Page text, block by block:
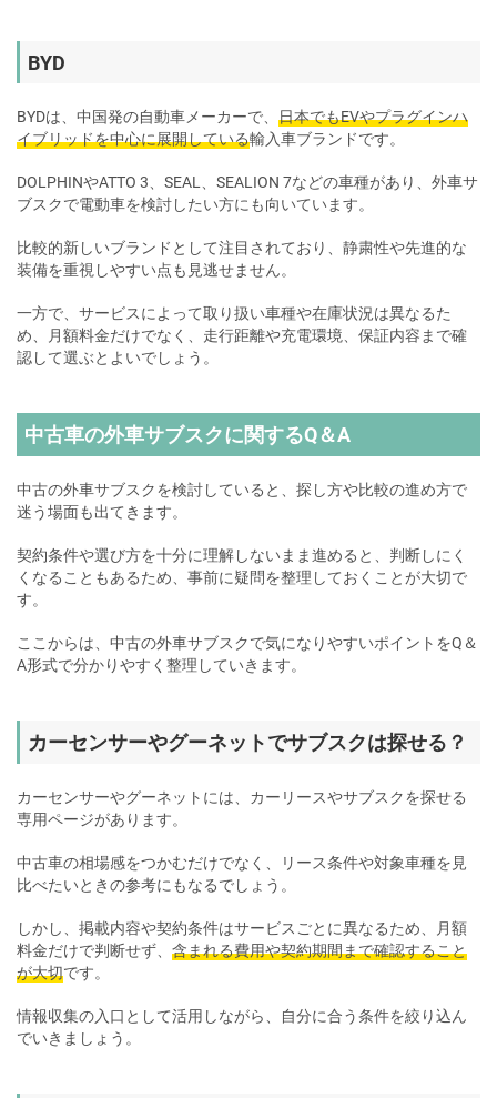
BYD
BYDは、中国発の自動車メーカーで、 日本でもEVやプラグインハ
イブリッドを中心に展開している輸入車ブランドです。
DOLPHINやATTO 3、SEAL、SEALION 7などの車種があり、外車サ
ブスクで電動車を検討したい方にも向いています。
比較的新しいブランドとして注目されており、静粛性や先進的な
装備を重視しやすい点も見逃せません。
一方で、サービスによって取り扱い車種や在庫状況は異なるた
め、月額料金だけでなく、走行距離や充電環境、保証内容まで確
認して選ぶとよいでしょう。
中古車の外車サブスクに関するQ＆A
中古の外車サブスクを検討していると、探し方や比較の進め方で
迷う場面も出てきます。
契約条件や選び方を十分に理解しないまま進めると、判断しにく
くなることもあるため、事前に疑問を整理しておくことが大切で
す。
ここからは、中古の外車サブスクで気になりやすいポイントをQ＆
A形式で分かりやすく整理していきます。
カーセンサーやグーネットでサブスクは探せる？
カーセンサーやグーネットには、カーリースやサブスクを探せる
専用ページがあります。
中古車の相場感をつかむだけでなく、リース条件や対象車種を見
比べたいときの参考にもなるでしょう。
しかし、掲載内容や契約条件はサービスごとに異なるため、月額
料金だけで判断せず、 含まれる費用や契約期間まで確認すること
が大切です。
情報収集の入口として活用しながら、自分に合う条件を絞り込ん
でいきましょう。